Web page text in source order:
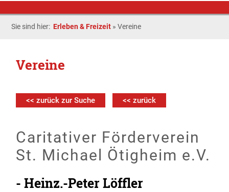
Sie sind hier: Erleben & Freizeit »Vereine
Vereine
<< zurück zur Suche << zurück
Caritativer Förderverein
St. Michael Ötigheim e.V.
- Heinz.-Peter Löffler